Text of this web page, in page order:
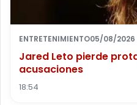
ENTRETENIMIENTO05/08/2026
Jared Leto pierde
acusaciones
18:54